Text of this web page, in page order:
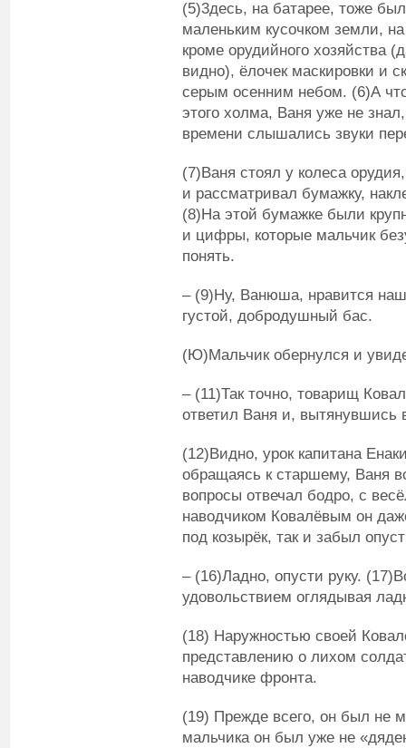
(5)3десь, на батарее, тоже
маленьким кусочком земли,
кроме орудийного хозяйства
видно), ёлочек маскировки и
серым осенним небом. (6)А
этого холма, Ваня уже не
времени слышались звуки
(7)Ваня стоял у колеса
и рассматривал бумажку,
(8)На этой бумажке были
и цифры, которые мальчик
понять.
– (9)Ну, Ванюша, нравится
густой, добродушный бас.
(Ю)Мальчик обернулся и
– (11)Так точно, товарищ
ответил Ваня и, вытянувшись
(12)Видно, урок капитана
обращаясь к старшему, Ваня
вопросы отвечал бодро, с
наводчиком Ковалёвым он
под козырёк, так и забыл
– (16)Ладно, опусти руку.
удовольствием оглядывая
(18) Наружностью своей
представлению о лихом
наводчике фронта.
(19) Прежде всего, он был не
мальчика он был уже не